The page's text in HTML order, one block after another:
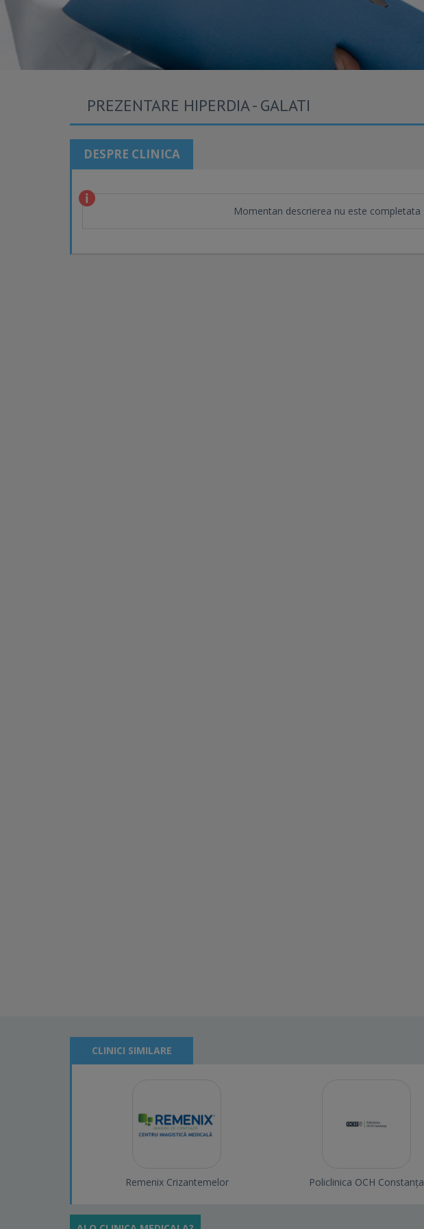
PREZENTARE HIPERDIA - GALATI
DESPRE CLINICA
Momentan descrierea nu este completata
CLINICI SIMILARE
Remenix Crizantemelor Policlinica OCH Constanța